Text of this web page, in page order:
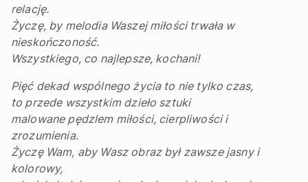
relację.
Życzę, by melodia Waszej miłości trwała w
nieskończoność.
Wszystkiego, co najlepsze, kochani!
Pięć dekad wspólnego życia to nie tylko czas,
to przede wszystkim dzieło sztuki
malowane pędzlem miłości, cierpliwości i
zrozumienia.
Życzę Wam, aby Wasz obraz był zawsze jasny i
kolorowy,